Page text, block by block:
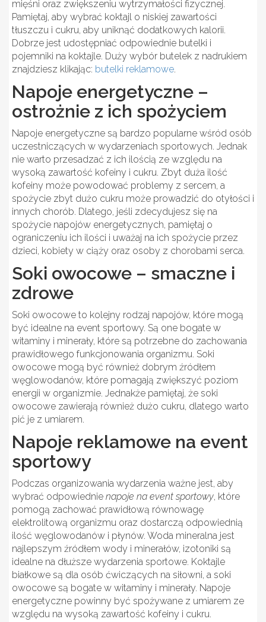
mięśni oraz zwiększeniu wytrzymałości fizycznej.
Pamiętaj, aby wybrać koktajl o niskiej zawartości
tłuszczu i cukru, aby uniknąć dodatkowych kalorii.
Dobrze jest udostępniać odpowiednie butelki i
pojemniki na koktajle. Duży wybór butelek z nadrukiem
znajdziesz klikając: butelki reklamowe.
Napoje energetyczne –
ostrożnie z ich spożyciem
Napoje energetyczne są bardzo popularne wśród osób
uczestniczących w wydarzeniach sportowych. Jednak
nie warto przesadzać z ich ilością ze względu na
wysoką zawartość kofeiny i cukru. Zbyt duża ilość
kofeiny może powodować problemy z sercem, a
spożycie zbyt dużo cukru może prowadzić do otyłości i
innych chorób. Dlatego, jeśli zdecydujesz się na
spożycie napojów energetycznych, pamiętaj o
ograniczeniu ich ilości i uważaj na ich spożycie przez
dzieci, kobiety w ciąży oraz osoby z chorobami serca.
Soki owocowe – smaczne i
zdrowe
Soki owocowe to kolejny rodzaj napojów, które mogą
być idealne na event sportowy. Są one bogate w
witaminy i minerały, które są potrzebne do zachowania
prawidłowego funkcjonowania organizmu. Soki
owocowe mogą być również dobrym źródłem
węglowodanów, które pomagają zwiększyć poziom
energii w organizmie. Jednakże pamiętaj, że soki
owocowe zawierają również dużo cukru, dlatego warto
pić je z umiarem.
Napoje reklamowe na event
sportowy
Podczas organizowania wydarzenia ważne jest, aby
wybrać odpowiednie napoje na event sportowy, które
pomogą zachować prawidłową równowagę
elektrolitową organizmu oraz dostarczą odpowiednią
ilość węglowodanów i płynów. Woda mineralna jest
najlepszym źródłem wody i minerałów, izotoniki są
idealne na dłuższe wydarzenia sportowe. Koktajle
białkowe są dla osób ćwiczących na siłowni, a soki
owocowe są bogate w witaminy i minerały. Napoje
energetyczne powinny być spożywane z umiarem ze
względu na wysoką zawartość kofeiny i cukru.